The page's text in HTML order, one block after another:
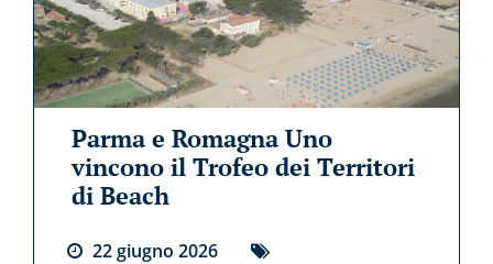
Parma e Romagna Uno
vincono il Trofeo dei Territori
di Beach
22giugno 2026